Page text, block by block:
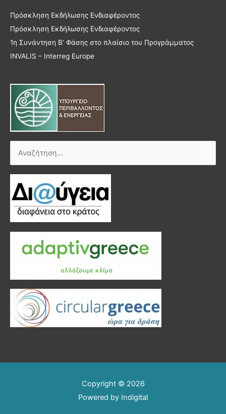
Πρόσκληση Εκδήλωσης Ενδιαφέροντος
Πρόσκληση Εκδήλωσης Ενδιαφέροντος
1η Συνάντηση Β’ Φάσης στο πλαίσιο του Προγράμματος
INVALIS – Interreg Europe
Αναζήτηση
Copyright © 2026
Powered by Indigital